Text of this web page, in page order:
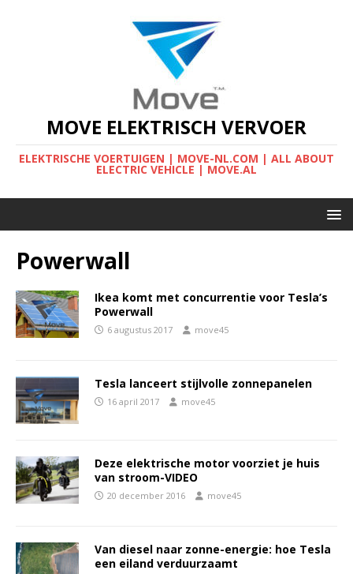
MOVE ELEKTRISCH VERVOER
ELEKTRISCHE VOERTUIGEN | MOVE-NL.COM | ALL ABOUT
ELECTRIC VEHICLE | MOVE.AL
Powerwall
Ikea komt met concurrentie voor Tesla’s
Powerwall
6 augustus 2017 move45
Tesla lanceert stijlvolle zonnepanelen
16 april 2017 move45
Deze elektrische motor voorziet je huis
van stroom-VIDEO
20 december 2016 move45
Van diesel naar zonne-energie: hoe Tesla
een eiland verduurzaamt